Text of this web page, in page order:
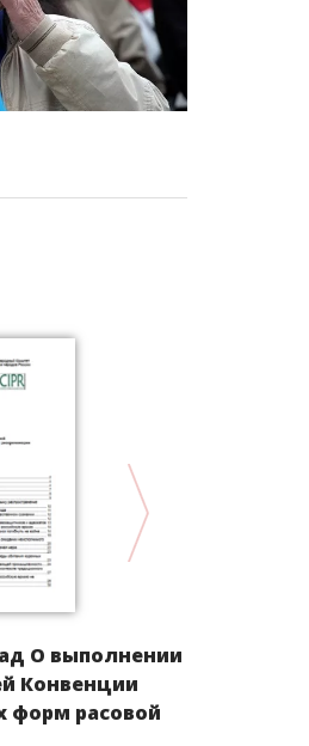
О выполнении
Конвенции
форм расовой